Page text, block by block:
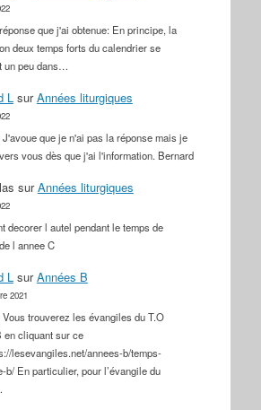
que j'ai obtenue: En principe, la
deux temps forts du calendrier se
un peu dans…
L surAnnées liturgiques
J'avoue que je n'ai pas la réponse mais je
vous dès que j'ai l'information. Bernard
surAnnées liturgiques
decorer l autel pendant le temps de
l annee C
L surAnnées B
2021
Vous trouverez les évangiles du T.O
en cliquant sur ce
lesevangiles.net/annees-b/temps-
b/ En particulier, pour l’évangile du